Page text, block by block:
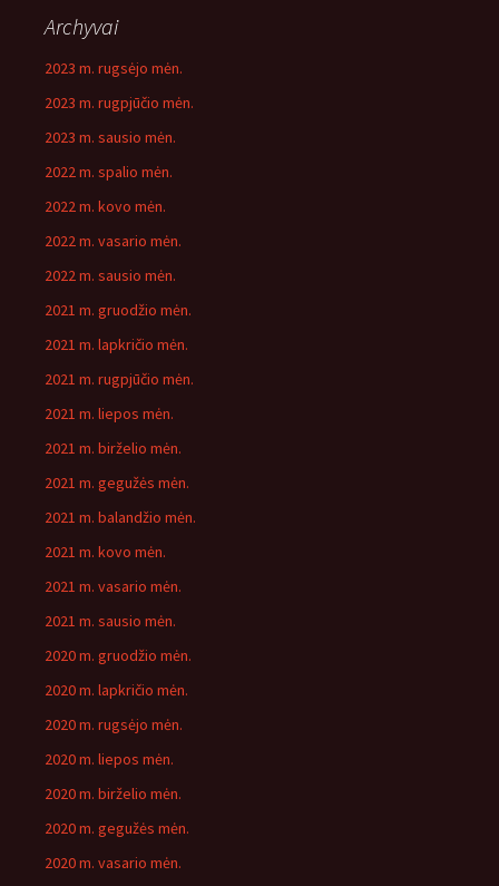
Archyvai
2023 m. rugsėjo mėn.
2023 m. rugpjūčio mėn.
2023 m. sausio mėn.
2022 m. spalio mėn.
2022 m. kovo mėn.
2022 m. vasario mėn.
2022 m. sausio mėn.
2021 m. gruodžio mėn.
2021 m. lapkričio mėn.
2021 m. rugpjūčio mėn.
2021 m. liepos mėn.
2021 m. birželio mėn.
2021 m. gegužės mėn.
2021 m. balandžio mėn.
2021 m. kovo mėn.
2021 m. vasario mėn.
2021 m. sausio mėn.
2020 m. gruodžio mėn.
2020 m. lapkričio mėn.
2020 m. rugsėjo mėn.
2020 m. liepos mėn.
2020 m. birželio mėn.
2020 m. gegužės mėn.
2020 m. vasario mėn.